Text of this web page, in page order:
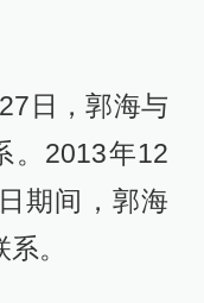
日，郭海与
。2013年12
期间，郭海
。